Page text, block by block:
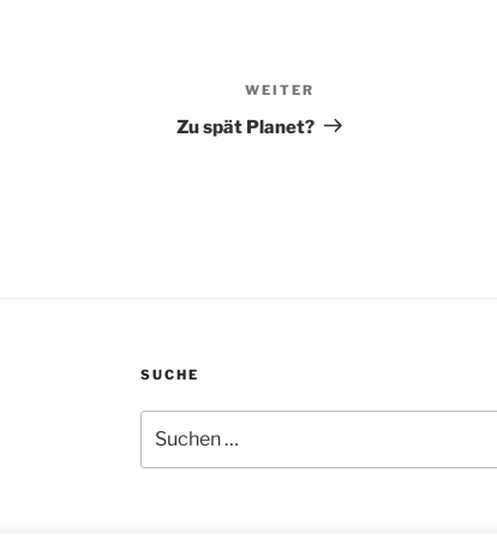
Beitrag
WEITER
Zu spät Planet?
SUCHE
nach: